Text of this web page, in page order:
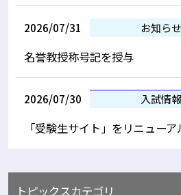
2026/07/31 お知らせ
名誉教授称号記を授与
2026/07/30 入試情報
「受験生サイト」をリニュー
トピックスカテゴリ